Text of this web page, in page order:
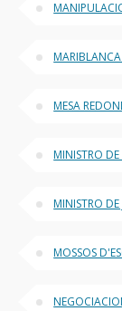
MESA
MINISTRO
MINISTRO DE
MOSSOS